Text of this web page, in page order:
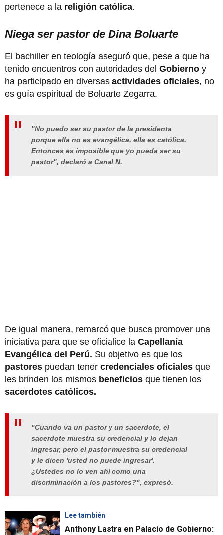
pertenece a la religión católica.
Niega ser pastor de Dina Boluarte
El bachiller en teología aseguró que, pese a que ha
tenido encuentros con autoridades del Gobierno y
ha participado en diversas actividades oficiales, no
es guía espiritual de Boluarte Zegarra.
"No puedo ser su pastor de la presidenta
porque ella no es evangélica, ella es católica.
Entonces es imposible que yo pueda ser su
pastor", declaró a Canal N.
De igual manera, remarcó que busca promover una
iniciativa para que se oficialice la Capellanía
Evangélica del Perú. Su objetivo es que los
pastores puedan tener credenciales oficiales que
les brinden los mismos beneficios que tienen los
sacerdotes católicos.
"Cuando va un pastor y un sacerdote, el
sacerdote muestra su credencial y lo dejan
ingresar, pero el pastor muestra su credencial
y le dicen 'usted no puede ingresar'.
¿Ustedes no lo ven ahí como una
discriminación a los pastores?", expresó.
Lee también
Anthony Lastra en Palacio de Gobierno: